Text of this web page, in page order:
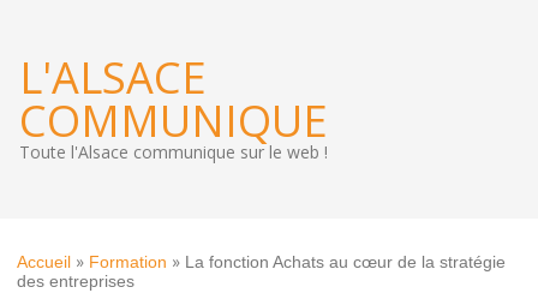
L'ALSACE
COMMUNIQUE
Toute l'Alsace communique sur le web !
Accueil » Formation » La fonction Achats au cœur de la stratégie
des entreprises